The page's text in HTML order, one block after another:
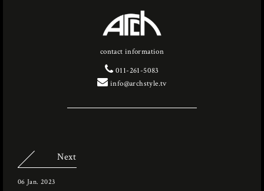
contact information
011-261-5083
info@archstyle.tv
Next
06 Jan. 2023